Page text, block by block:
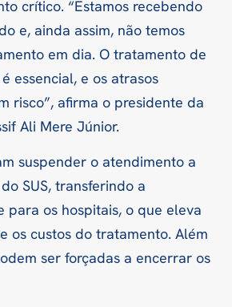
crítico. “Estamos recebendo
e, ainda assim, não temos
em dia. O tratamento de
essencial, e os atrasos
risco”, afirma o presidente da
Ali Mere Júnior.
suspender o atendimento a
SUS, transferindo a
para os hospitais, o que eleva
os custos do tratamento. Além
ser forçadas a encerrar os